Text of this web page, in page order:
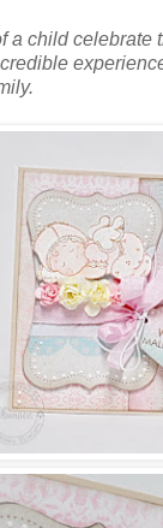
a child celebrate